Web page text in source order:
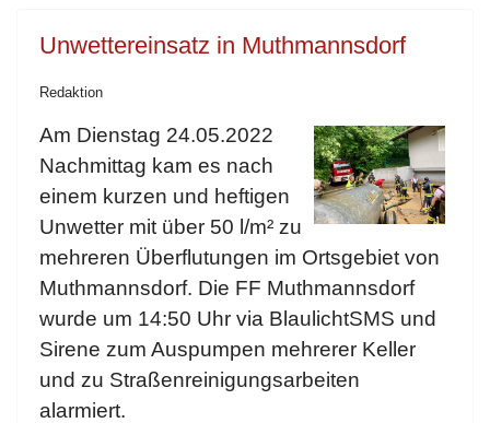
Unwettereinsatz in Muthmannsdorf
Redaktion
Am Dienstag 24.05.2022
Nachmittag kam es nach
einem kurzen und heftigen
Unwetter mit über 50 l/m² zu
mehreren Überflutungen im Ortsgebiet von
Muthmannsdorf. Die FF Muthmannsdorf
wurde um 14:50 Uhr via BlaulichtSMS und
Sirene zum Auspumpen mehrerer Keller
und zu Straßenreinigungsarbeiten
alarmiert.